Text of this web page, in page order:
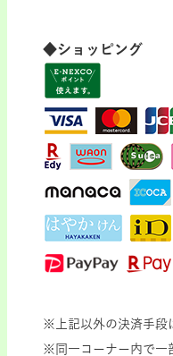
◆ショッピング
※上記以外の決済手段
※同一コーナー内で一